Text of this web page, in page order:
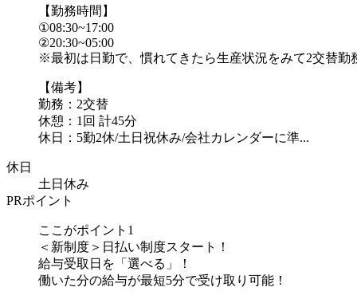
【勤務時間】
①08:30~17:00
②20:30~05:00
※最初は日勤で、慣れてきたら生産状況をみて2交替勤
【備考】
勤務：2交替
休憩：1回 計45分
休日：5勤2休/土日祝休み/会社カレンダーに準...
休日
土日休み
PRポイント
ここがポイント1
＜新制度＞日払い制度スタート！
給与受取日を「選べる」！
働いた分の給与が最短5分で受け取り可能！